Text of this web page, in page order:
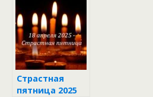
в день
женской силы
27 октября
Страстная
пятница 2025